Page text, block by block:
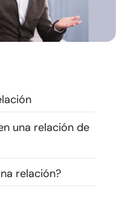
una relación de
relación?